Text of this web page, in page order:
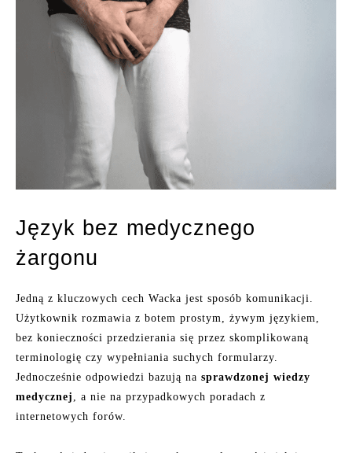
Język bez medycznego
żargonu
Jedną z kluczowych cech Wacka jest sposób komunikacji.
Użytkownik rozmawia z botem prostym, żywym językiem,
bez konieczności przedzierania się przez skomplikowaną
terminologię czy wypełniania suchych formularzy.
Jednocześnie odpowiedzi bazują na sprawdzonej wiedzy
medycznej
, a nie na przypadkowych poradach z
internetowych forów.